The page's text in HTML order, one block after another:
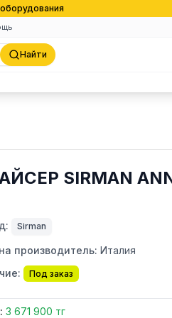
Найти
SIRMAN
Sirman
производитель: Италия
Под заказ
3 671 900 тг